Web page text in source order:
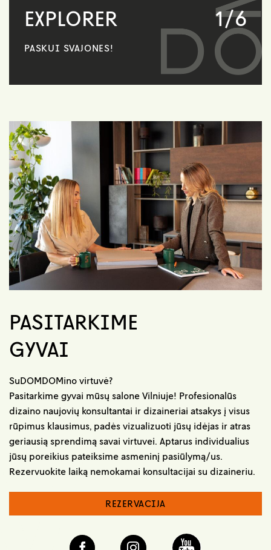
EXPLORER
PASKUI SVAJONES!
1/6
PASITARKIME
GYVAI
SuDOMDOMino virtuvė?
Pasitarkime gyvai mūsų salone Vilniuje! Profesionalūs
dizaino naujovių konsultantai ir dizaineriai atsakys į visus
rūpimus klausimus, padės vizualizuoti jūsų idėjas ir atras
geriausią sprendimą savai virtuvei. Aptarus individualius
jūsų poreikius pateiksime asmeninį pasiūlymą/us.
Rezervuokite laiką nemokamai konsultacijai su dizaineriu.
REZERVACIJA